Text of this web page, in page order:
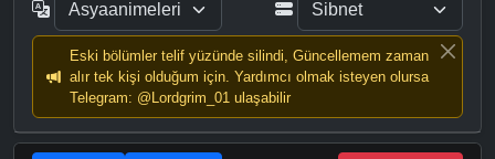
Eski bölümler telif yüzünde silindi, Güncellemem zaman
alır tek kişi olduğum için. Yardımcı olmak isteyen olursa
Telegram: @Lordgrim_01 ulaşabilir